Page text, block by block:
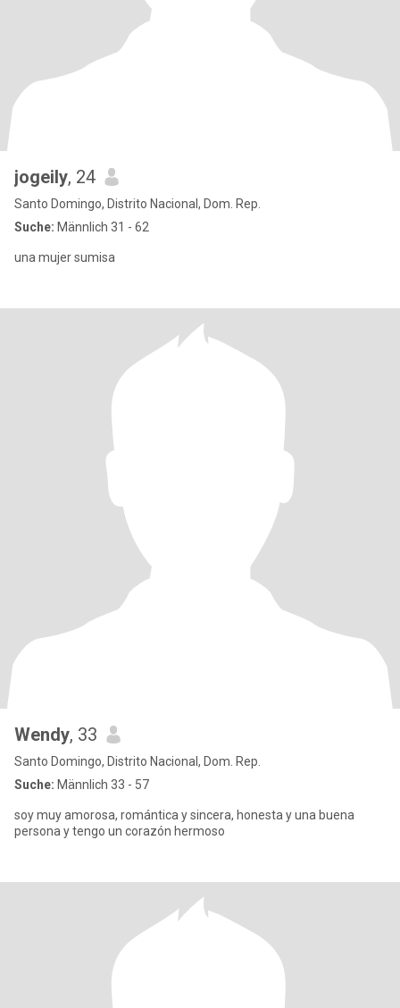
jogeily, 24
Santo Domingo, Distrito Nacional, Dom. Rep.
Suche: Männlich 31 - 62
una mujer sumisa
Wendy, 33
Santo Domingo, Distrito Nacional, Dom. Rep.
Suche: Männlich 33 - 57
soy muy amorosa, romántica y sincera, honesta y una buena
persona y tengo un corazón hermoso